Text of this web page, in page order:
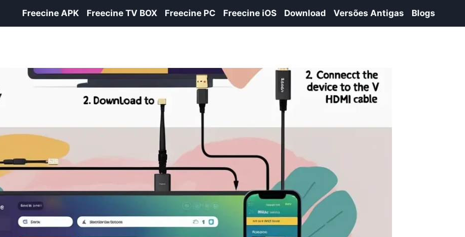
Freecine APK Freecine TV BOX Freecine PC Freecine iOS Download Versões Antigas Blogs